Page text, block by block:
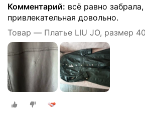
Комментарий: всё равно
привлекательная довольно.
Товар — Платье LIU JO, размер